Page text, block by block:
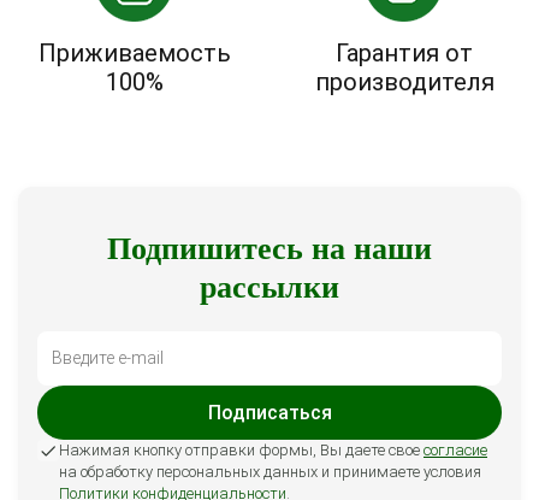
Приживаемость
100%
Гарантия от
производителя
Подпишитесь на наши
рассылки
Подписаться
Нажимая кнопку отправки формы, Вы даете свое согласие
на обработку персональных данных и принимаете условия
Политики конфиденциальности.